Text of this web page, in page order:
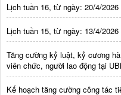
Lịch tuần 16, từ ngày: 20/4/
Lịch tuần 15, từ ngày: 13/4/
Tăng cường kỷ luật, kỷ cương
viên chức, người lao động tại
Kế hoạch tăng cường công tác